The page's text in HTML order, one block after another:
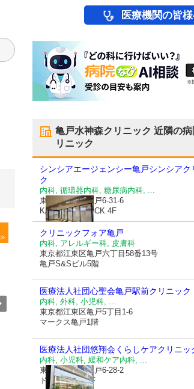
医療機関の皆
亀戸水神森クリニック 近隣の病
リニック
シンシアエージェンシー亀戸シンシアク
ク
内科, 循環器内科, 糖尿病内科, ...
東京都江東区亀戸6-31-6
KAMEIDO CLOCK 4F
クリニックフォア亀戸
内科, アレルギー科, 皮膚科
東京都江東区亀戸六丁目58番13号
亀戸S&Sビル5階
医療法人社団心聖会亀戸駅前クリニック
内科, 外科, 小児科, ...
東京都江東区亀戸5丁目1-6
マークス亀戸1階
医療法人社団悠翔会 くらしケアクリニッ
内科, 小児科, 緩和ケア内科, ...
東京都江東区亀戸6-28-2
ドゥーエ亀戸1F